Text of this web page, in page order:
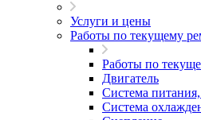
Услуги и цены
Работы по текущему
Работы по
Двигатель
Система
Система